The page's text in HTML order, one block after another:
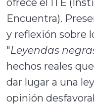
Encuentra).
y reflexión sobre
"Leyendas
hechos reales
dar lugar a una
opinión